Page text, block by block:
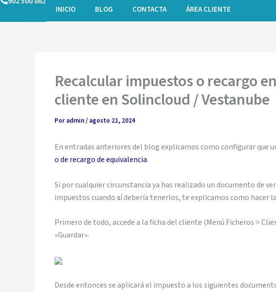
Ir
INICIO BLOG CONTACTA ÁREA CLIENTE
Recalcular impuestos o recargo
cliente en Solincloud / Vestanube
Por admin/ agosto 21, 2024
En entradas anteriores del blog explicamos como configurar que
o de recargo de equivalencia.
Si por cualquier circunstancia ya has realizado un documento de
impuestos cuando sí debería tenerlos, te explicamos como hacer
Primero de todo, accede a la ficha del cliente (Menú Ficheros >
«Guardar».
Desde entonces se aplicará el impuesto a los siguientes